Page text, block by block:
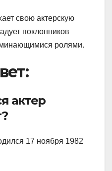
свою актерскую
поклонников
ролями.
актер
17 ноября 1982